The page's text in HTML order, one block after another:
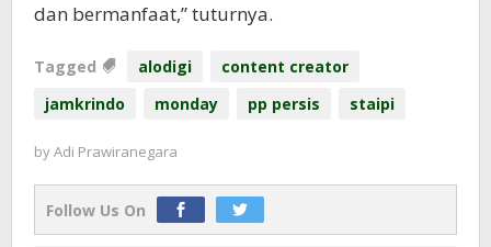
dan bermanfaat,” tuturnya.
Tagged alodigi
content creator
jamkrindo
monday pp persis staipi
byAdi Prawiranegara
Follow Us On